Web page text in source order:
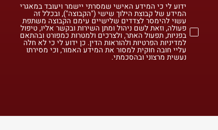
ידוע לי כי המידע האישי שמסרתי יישמר ויעובד במאגרי
המידע של קבוצת הילוך שישי ("הקבוצה"), ובכלל זה
עשוי להימסר לצדדים שלישיים עימם הקבוצה משתפת
פעולה, וזאת לשם ניהול ומתן השירות ובקשר אליו, טיפול
בפניות, תפעול האתר, ולצרכים ולמטרות כמפורט ובהתאם
למדיניות הפרטיות ולהוראות הדין. כן ידוע לי כי לא חלה
עליי חובה חוקית למסור את המידע האמור, וכי מסירתו
נעשית מרצוני ובהסכמתי.